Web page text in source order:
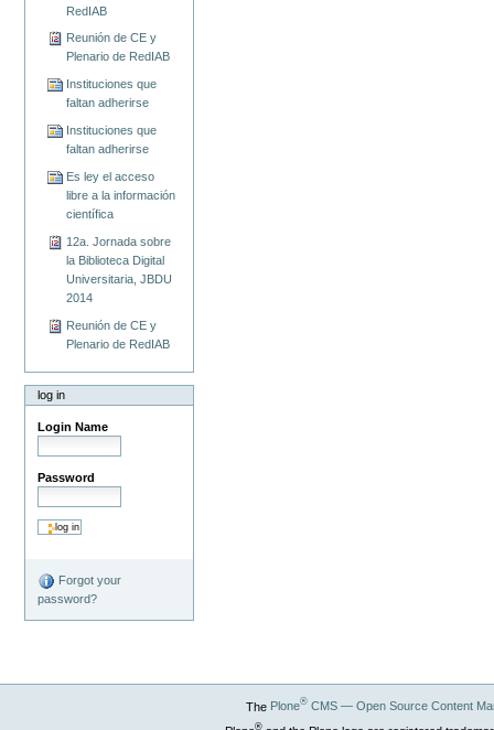
RedIAB
Reunión de CE y
Plenario de RedIAB
Instituciones que
faltan adherirse
Instituciones que
faltan adherirse
Es ley el acceso
libre a la información
científica
12a. Jornada sobre
la Biblioteca Digital
Universitaria, JBDU
2014
Reunión de CE y
Plenario de RedIAB
log in
Login Name
Password
Forgot your
password?
The Plone®CMS — Open Source Content
®